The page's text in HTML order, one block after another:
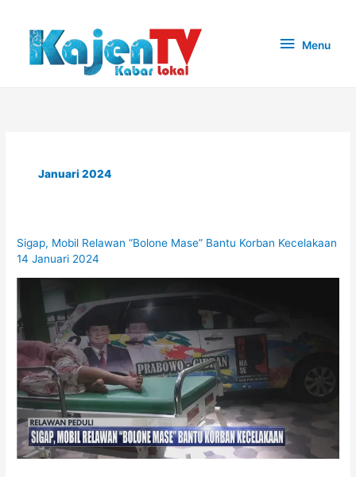
konten
Menu
Menu
Januari 2024
Sigap, Mobil Relawan “Bolone Mase” Bantu Korban Kecelakaan
14 Januari 2024